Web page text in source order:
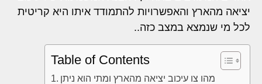
יציאה מהארץ והאפשרויות להתמודד איתו היא קריטית
לכל מי שנמצא במצב כזה..
Table of Contents
מהו צו עיכוב יציאה מהארץ ומתי הוא ניתן